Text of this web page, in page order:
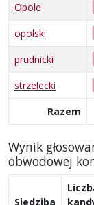
Opole
opolski
prudnicki
strzelecki
Razem
Wynik
obwodowej
Siedziba